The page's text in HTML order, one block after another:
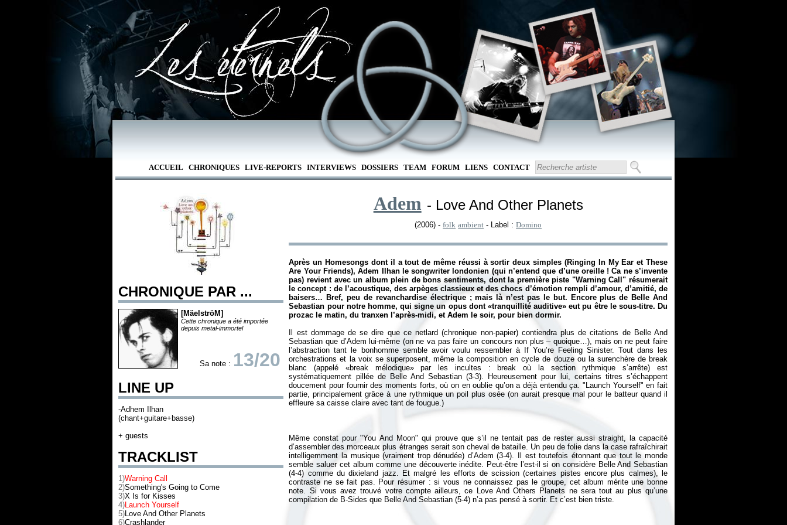
ACCUEIL CHRONIQUES LIVE-REPORTS INTERVIEWS DOSSIERS TEAM FORUM LIENS CONTACT
CHRONIQUE PAR ...
[MäelströM]
Cette chronique a été importée
depuis metal-immortel
Sa note : 13/20
LINE UP
-Adhem Ilhan
(chant+guitare+basse)
+ guests
TRACKLIST
1)Warning Call
2)Something's Going to Come
3)X Is for Kisses
4)Launch Yourself
5)Love And Other Planets
6)Crashlander
Adem - Love And Other Planets
(2006) -folk ambient - Label :Domino
Après un Homesongs dont il a tout de même réussi à sortir deux simples (Ringing In My Ear etThese
Are Your Friends), Adem Ilhan le songwriter londonien (qui n’entend que d’une oreille ! Ca ne s’invente
pas) revient avec un album plein de bons sentiments, dont la première piste "Warning Call" résumerait
le concept : de l’acoustique, des arpèges classieux et des chocs d’émotion rempli d’amour, d’amitié, de
baisers… Bref, peu de revanchardise électrique ; mais là n’est pas le but. Encore plus de Belle And
Sebastian pour notre homme, qui signe un opus dont «tranquillité auditive» eut pu être le sous-titre. Du
prozac le matin, du tranxen l’après-midi, et Adem le soir, pour bien dormir.
Il est dommage de se dire que ce netlard (chronique non-papier) contiendra plus de citations de Belle And
Sebastian que d’Adem lui-même (on ne va pas faire un concours non plus – quoique…), mais on ne peut faire
l’abstraction tant le bonhomme semble avoir voulu ressembler à If You’re Feeling Sinister. Tout dans les
orchestrations et la voix se superposent, même la composition en cycle de douze ou la surenchère de break
blanc (appelé «break mélodique» par les incultes : break où la section rythmique s’arrête) est
systématiquement pillée de Belle And Sebastian (3-3). Heureusement pour lui, certains titres s’échappent
doucement pour fournir des moments forts, où on en oublie qu’on a déjà entendu ça. "Launch Yourself" en fait
partie, principalement grâce à une rythmique un poil plus osée (on aurait presque mal pour le batteur quand il
Même constat pour "You And Moon" qui prouve que s’il ne tentait pas de rester aussi straight, la capacité
d’assembler des morceaux plus étranges serait son cheval de bataille. Un peu de folie dans la case rafraîchirait
intelligemment la musique (vraiment trop dénudée) d’Adem (3-4). Il est toutefois étonnant que tout le monde
semble saluer cet album comme une découverte inédite. Peut-être l’est-il si on considère Belle And Sebastian
(4-4) comme du dixieland jazz. Et malgré les efforts de scission (certaines pistes encore plus calmes), le
contraste ne se fait pas. Pour résumer : si vous ne connaissez pas le groupe, cet album mérite une bonne
note. Si vous avez trouvé votre compte ailleurs, ce Love And Others Planets ne sera tout au plus qu’une